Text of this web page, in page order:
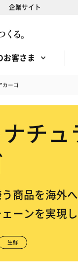
企業サイト
お客さま
カーゴ
チ
商品を海外
ーンを実現し
生鮮